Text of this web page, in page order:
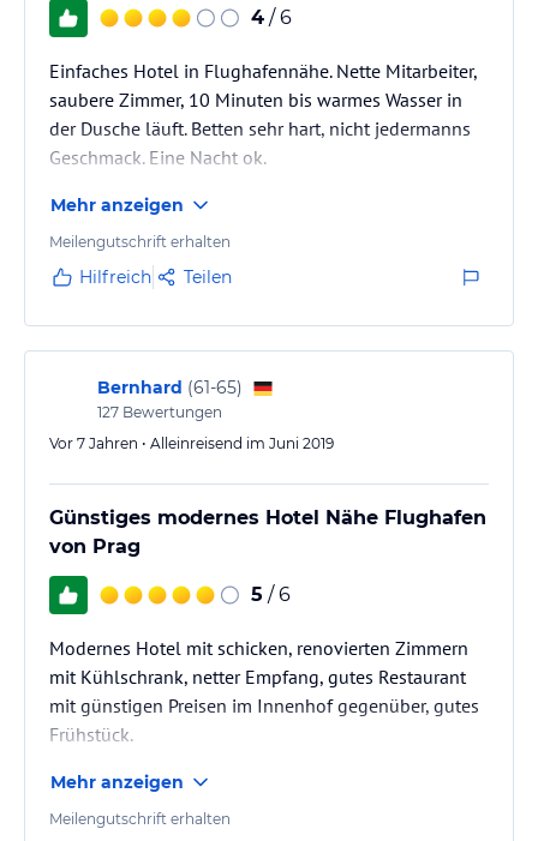
4 / 6
Einfaches Hotel in Flughafennähe. Nette Mitarbeiter,
saubere Zimmer, 10 Minuten bis warmes Wasser in
der Dusche läuft. Betten sehr hart, nicht jedermanns
Geschmack. Eine Nacht ok.
Mehr anzeigen
Meilengutschrift erhalten
Hilfreich Teilen
Bernhard (61-65)
127 Bewertungen
Vor 7 Jahren • Alleinreisend im Juni 2019
Günstiges modernes Hotel Nähe Flughafen
von Prag
5 / 6
Modernes Hotel mit schicken, renovierten Zimmern
mit Kühlschrank, netter Empfang, gutes Restaurant
mit günstigen Preisen im Innenhof gegenüber, gutes
Frühstück.
Mehr anzeigen
Meilengutschrift erhalten